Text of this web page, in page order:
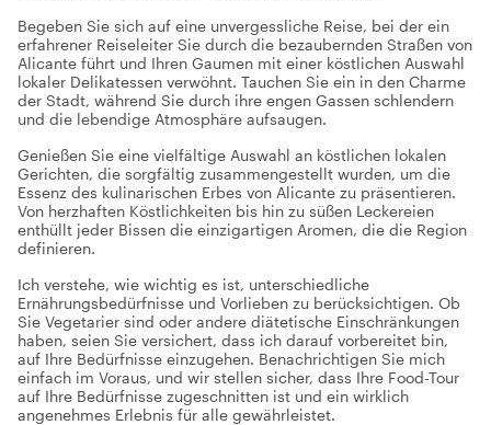
Begeben Sie sich auf eine unvergessliche Reise, bei der ein
erfahrener Reiseleiter Sie durch die bezaubernden Straßen von
Alicante führt und Ihren Gaumen mit einer köstlichen Auswahl
lokaler Delikatessen verwöhnt. Tauchen Sie ein in den Charme
der Stadt, während Sie durch ihre engen Gassen schlendern
und die lebendige Atmosphäre aufsaugen.
Genießen Sie eine vielfältige Auswahl an köstlichen lokalen
Gerichten, die sorgfältig zusammengestellt wurden, um die
Essenz des kulinarischen Erbes von Alicante zu präsentieren.
Von herzhaften Köstlichkeiten bis hin zu süßen Leckereien
enthüllt jeder Bissen die einzigartigen Aromen, die die Region
definieren.
Ich verstehe, wie wichtig es ist, unterschiedliche
Ernährungsbedürfnisse und Vorlieben zu berücksichtigen. Ob
Sie Vegetarier sind oder andere diätetische Einschränkungen
haben, seien Sie versichert, dass ich darauf vorbereitet bin,
auf Ihre Bedürfnisse einzugehen. Benachrichtigen Sie mich
einfach im Voraus, und wir stellen sicher, dass Ihre Food-Tour
auf Ihre Bedürfnisse zugeschnitten ist und ein wirklich
angenehmes Erlebnis für alle gewährleistet.